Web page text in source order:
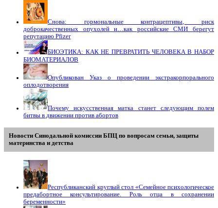
Снова: гормональные контрацептивы, риск
доброкачественных опухолей и…как российские СМИ берегут
репутацию Pfizer
БИОЭТИКА: КАК НЕ ПРЕВРАТИТЬ ЧЕЛОВЕКА В НАБОР
БИОМАТЕРИАЛОВ
Опубликован Указ о проведении экстракорпорального
оплодотворения
Почему искусственная матка станет следующим полем
битвы в движении против абортов
Новости Синодальной комиссии БПЦ по вопросам семьи, защиты
материнства и детства
Республиканский круглый стол «Семейное психологическое
предабортное консультирование. Роль отца в сохранении
беременности»